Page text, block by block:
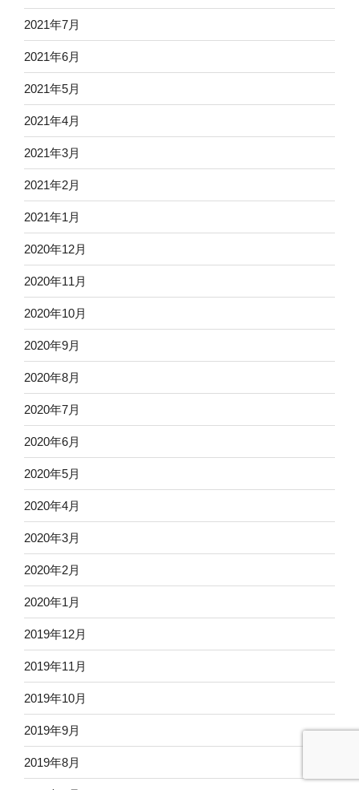
2021年7月
2021年6月
2021年5月
2021年4月
2021年3月
2021年2月
2021年1月
2020年12月
2020年11月
2020年10月
2020年9月
2020年8月
2020年7月
2020年6月
2020年5月
2020年4月
2020年3月
2020年2月
2020年1月
2019年12月
2019年11月
2019年10月
2019年9月
2019年8月